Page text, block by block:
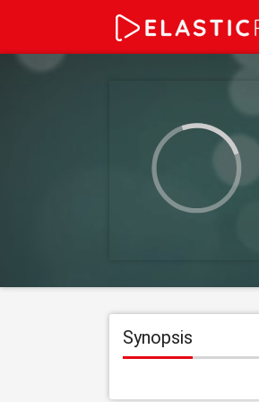
Synopsis